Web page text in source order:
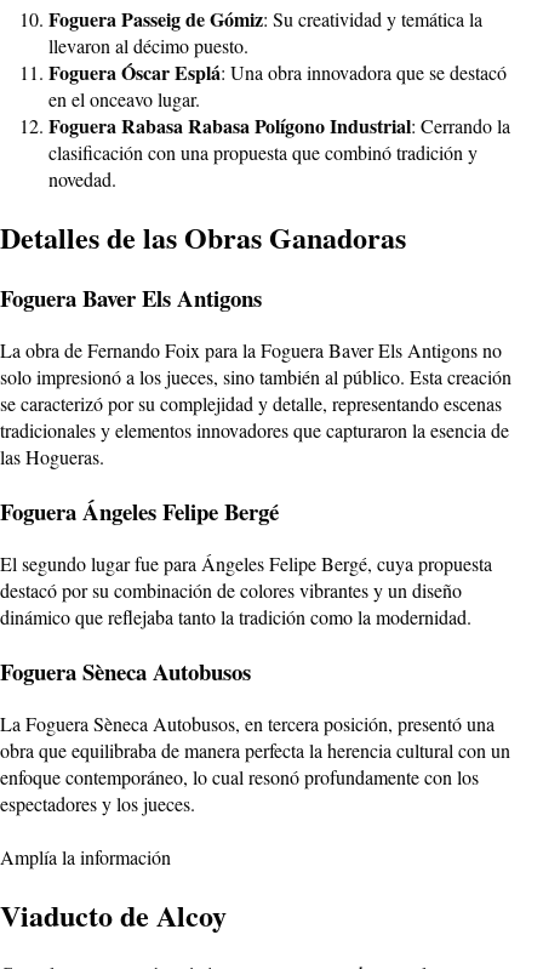
Foguera Passeig de Gómiz: Su creatividad y temática la
llevaron al décimo puesto.
Foguera Óscar Esplá: Una obra innovadora que se destacó
en el onceavo lugar.
Foguera Rabasa Rabasa Polígono Industrial: Cerrando la
clasificación con una propuesta que combinó tradición y
novedad.
Detalles de las Obras Ganadoras
Foguera Baver Els Antigons
La obra de Fernando Foix para la Foguera Baver Els Antigons no
solo impresionó a los jueces, sino también al público. Esta creación
se caracterizó por su complejidad y detalle, representando escenas
tradicionales y elementos innovadores que capturaron la esencia de
las Hogueras.
Foguera Ángeles Felipe Bergé
El segundo lugar fue para Ángeles Felipe Bergé, cuya propuesta
destacó por su combinación de colores vibrantes y un diseño
dinámico que reflejaba tanto la tradición como la modernidad.
Foguera Sèneca Autobusos
La Foguera Sèneca Autobusos, en tercera posición, presentó una
obra que equilibraba de manera perfecta la herencia cultural con un
enfoque contemporáneo, lo cual resonó profundamente con los
espectadores y los jueces.
Amplía la información
Viaducto de Alcoy